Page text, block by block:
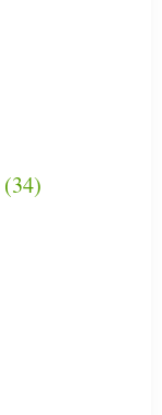
(34)